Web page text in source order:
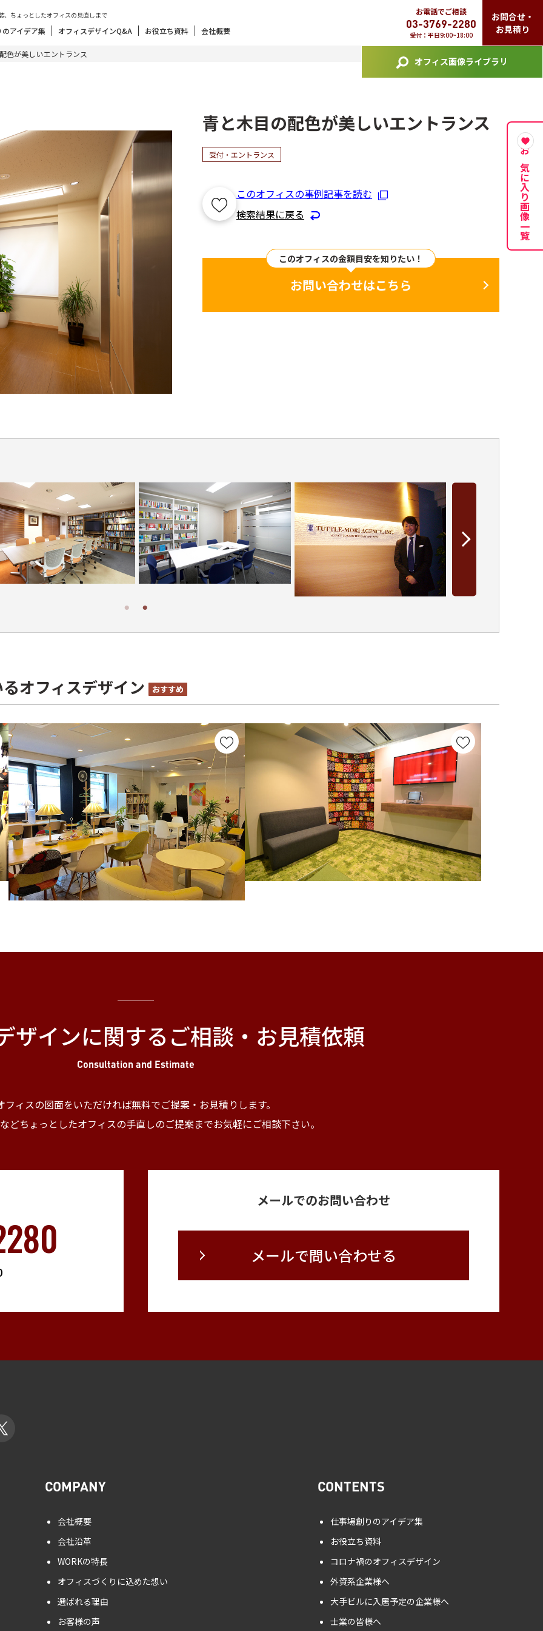
、ちょっとしたオフィスの見直しまで
アイデア集 オフィスデザインQ&A お役立ち資料 会社概要
お電話でご相談
03-3769-2280
受付：平日9:00~18:00
お問合せ・
お見積り
オフィス画像ライブラリ
色が美しいエントランス
青と木目の配色が美しいエントランス
受付・エントランス
このオフィスの事例記事を読む
検索結果に戻る
このオフィスの金額目安を知りたい！
お問い合わせはこちら
オフィスデザイン
ザインに関するご相談・お見積依頼
Consultation and Estimate
フィスの図面をいただければ無料でご提案・ お見積りします。
どちょっとしたオフィスの手直しのご提案までお気軽にご相談下さい。
メールでのお問い合わせ
メールで問い合わせる
お気に入り画像一覧
COMPANY
会社概要
会社沿革
WORKの特長
オフィスづくりに込めた想い
選ばれる理由
お客様の声
CONTENTS
仕事場創りのアイデア集
お役立ち資料
コロナ禍のオフィスデザイン
外資系企業様へ
大手ビルに入居予定の企業様へ
士業の皆様へ